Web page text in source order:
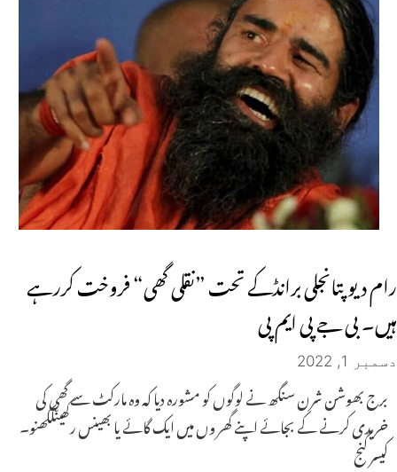
رام دیو پتانجلی برانڈکے تحت ”نقلی گھی“ فروخت کررہے
ہیں۔ بی جے پی ایم پی
دسمبر 1, 2022
برج بھوشن شرن سنگھ نے لوگوں کو مشورہ دیا کہ وہ مارکٹ سے گھی کی
خریدی کرنے کے بجائے اپنے گھر وں میں ایک گائے یا بھینس رکھیںلکھنو۔
کیسر گنج